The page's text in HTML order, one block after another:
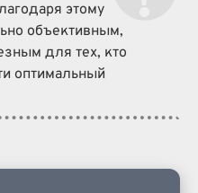
этому
объективным,
для тех, кто
оптимальный